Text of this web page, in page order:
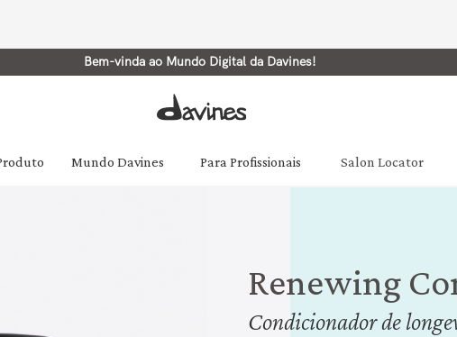
Bem-vinda ao Mundo Digital da Davines!
Mundo Davines Para Profissionais Salon Locator
Renewing
Condicionador de